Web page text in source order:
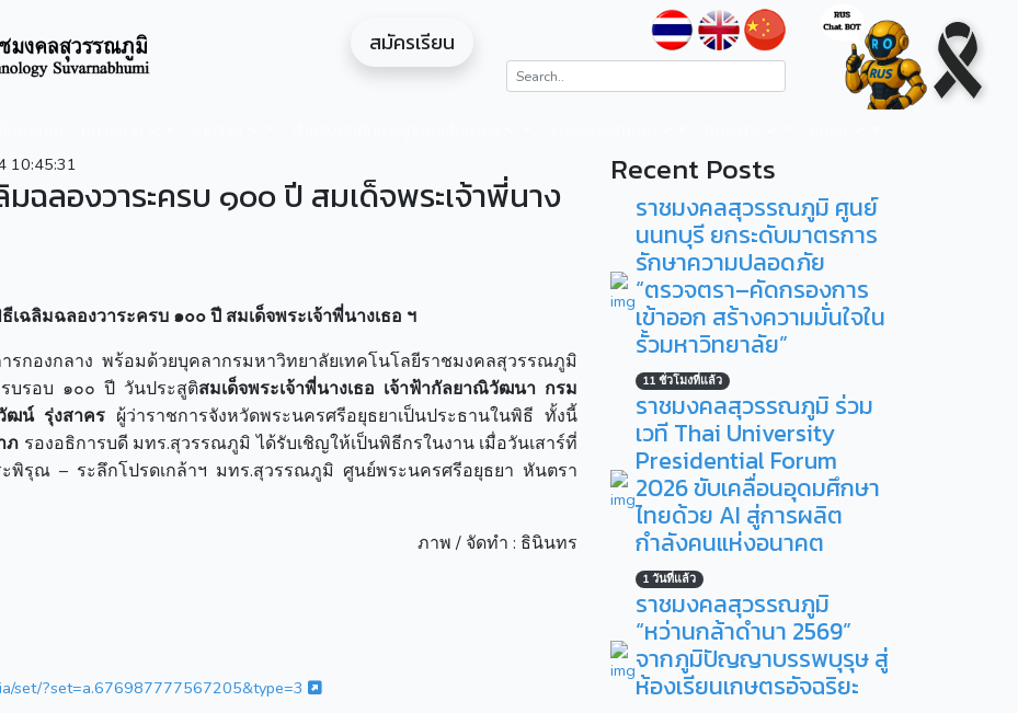
สมัครเรียน
10:45:31
ฉลองวาระครบ ๑๐๐ ปี สมเด็จพระเจ้าพี่นาง
ฉลิมฉลองวาระครบ ๑๐๐ ปี สมเด็จพระเจ้าพี่นางเธอ ฯ
รกองกลาง พร้อมด้วยบุคลากรมหาวิทยาลัยเทคโนโลยีราชมงคลสุวรรณภูมิ
บรอบ ๑๐๐ ปี วันประสูติสมเด็จพระเจ้าพี่นางเธอ เจ้าฟ้ากัลยาณิวัฒนา กรม
ฒน์ รุ่งสาคร ผู้ว่าราชการจังหวัดพระนครศรีอยุธยาเป็นประธานในพิธี ทั้งนี้
ภ รองอธิการบดี มทร.สุวรรณภูมิ ได้รับเชิญให้เป็นพิธีกรในงาน เมื่อวันเสาร์ที่
ณ – ระลึกโปรดเกล้าฯ มทร.สุวรรณภูมิ ศูนย์พระนครศรีอยุธยา หันตรา
ภาพ / จัดทำ : ธินินทร
set/?set=a.676987777567205&type=3
Recent Posts
ราชมงคลสุวรรณภูมิ ศูนย์
นนทบุรี ยกระดับมาตรการ
รักษาความปลอดภัย
“ตรวจตรา–คัดกรองการ
เข้าออก สร้างความมั่นใจใน
รั้วมหาวิทยาลัย”
11 ชั่วโมงที่แล้ว
ราชมงคลสุวรรณภูมิ ร่วม
เวที Thai University
Presidential Forum
2026 ขับเคลื่อนอุดมศึกษา
ไทยด้วย AI สู่การผลิต
กำลังคนแห่งอนาคต
1 วันที่แล้ว
ราชมงคลสุวรรณภูมิ
“หว่านกล้าดำนา 2569”
จากภูมิปัญญาบรรพบุรุษ สู่
ห้องเรียนเกษตรอัจฉริยะ